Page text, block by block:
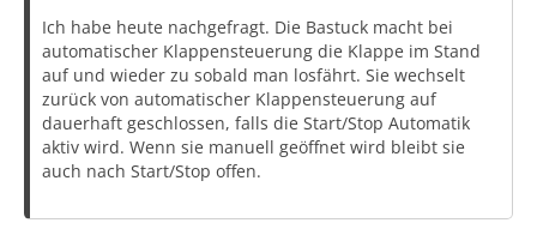
Ich habe heute nachgefragt. Die Bastuck macht bei
automatischer Klappensteuerung die Klappe im Stand
auf und wieder zu sobald man losfährt. Sie wechselt
zurück von automatischer Klappensteuerung auf
dauerhaft geschlossen, falls die Start/Stop Automatik
aktiv wird. Wenn sie manuell geöffnet wird bleibt sie
auch nach Start/Stop offen.